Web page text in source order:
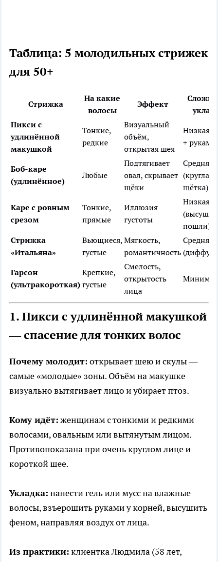
Таблица: 5 молодильных стрижек
для 50+
Стрижка
На какие
волосы
Эффект
Пикси с
удлинённой
макушкой
Тонкие,
редкие
Визуальный
объём,
открытая шея
Низкая
+
Боб-каре
(удлинённое)
Любые
Подтягивает
овал, скрывает
щёки
Средняя
(круглая
щётка)
Каре с ровным
срезом
Тонкие,
прямые
Иллюзия
густоты
Низкая
пошли)
Стрижка
«Итальяна»
Вьющиеся,
густые
Мягкость,
романтичность
Средняя
Гарсон
(ультракороткая)
Крепкие,
густые
Смелость,
открытость
лица
1. Пикси с удлинённой макушкой
— спасение для тонких волос
Почему молодит: открывает шею и скулы —
самые «молодые» зоны. Объём на макушке
визуально вытягивает лицо и убирает птоз.
Кому идёт: женщинам с тонкими и редкими
волосами, овальным или вытянутым лицом.
Противопоказана при очень круглом лице и
короткой шее.
Укладка: нанести гель или мусс на влажные
волосы, взъерошить руками у корней, высушить
феном, направляя воздух от лица.
Из практики: клиентка Людмила (58 лет,